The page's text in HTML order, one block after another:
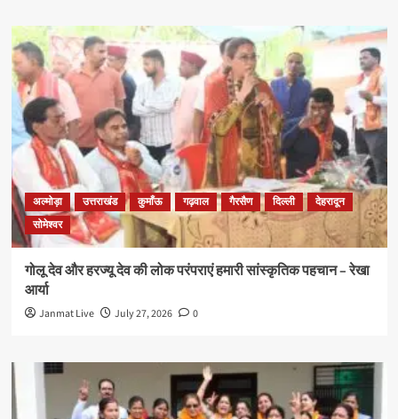
अल्मोड़ा उत्तराखंड कुमाँऊ गढ़वाल गैरसैण दिल्ली
देहरादून
सोमेश्वर
गोलू देव और हरज्यू देव की लोक परंपराएं हमारी सांस्कृतिक पहचान – रेखा
आर्या
Janmat Live July 27, 2026 0